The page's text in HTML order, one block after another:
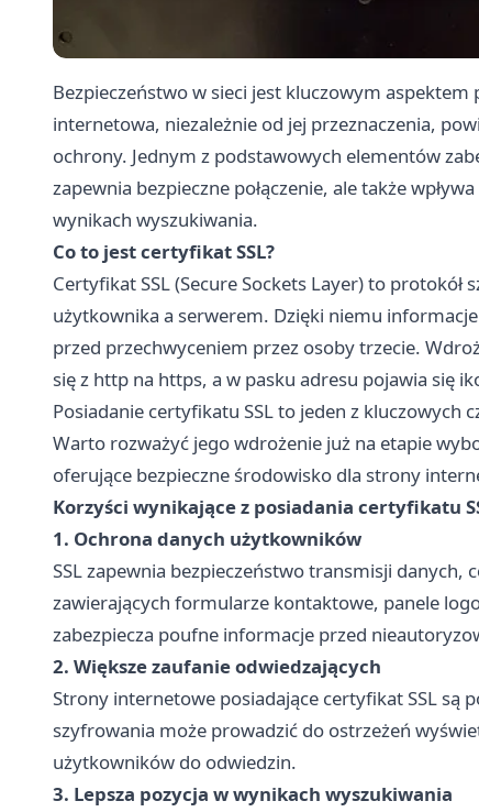
Bezpieczeństwo w sieci jest kluczowym aspektem
internetowa, niezależnie od jej przeznaczenia,
ochrony. Jednym z podstawowych elementów
zapewnia bezpieczne połączenie, ale także
wynikach wyszukiwania.
Co to jest certyfikat SSL?
Certyfikat SSL (Secure Sockets Layer) to
użytkownika a serwerem. Dzięki niemu
przed przechwyceniem przez osoby trzecie.
się z http na https, a w pasku adresu pojawia się
Posiadanie certyfikatu SSL to jeden z kluczowych
Warto rozważyć jego wdrożenie już na etapie
oferujące bezpieczne środowisko dla strony
Korzyści wynikające z posiadania certyfikatu
1. Ochrona danych użytkowników
SSL zapewnia bezpieczeństwo transmisji
zawierających formularze kontaktowe, panele
zabezpiecza poufne informacje przed
2. Większe zaufanie odwiedzających
Strony internetowe posiadające certyfikat SSL są
szyfrowania może prowadzić do ostrzeżeń
użytkowników do odwiedzin.
3. Lepsza pozycja w wynikach wyszukiwania